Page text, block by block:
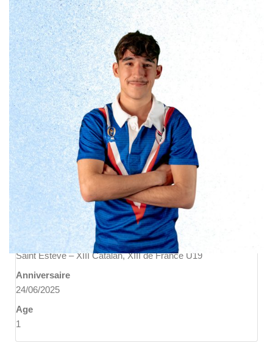
Mathis Frayssinous
#
Nom
Mathis Frayssinous
Nationalité
France
L'équipe actuelle
Saint Estève – XIII Catalan, XIII de France U19
Anniversaire
24/06/2025
Age
1